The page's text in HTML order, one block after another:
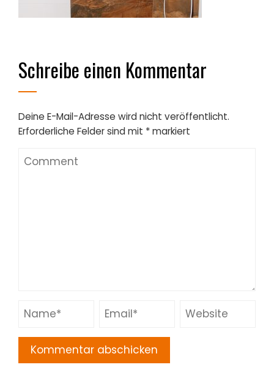
Schreibe einen Kommentar
Deine E-Mail-Adresse wird nicht veröffentlicht.
Erforderliche Felder sind mit *markiert